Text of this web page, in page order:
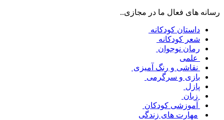
رسانه های فعال ما در مجازی..
داستان کودکانه
شعر کودکانه
رمان نوجوان
علمی
نقاشی و رنگ آمیزی
بازی و سرگرمی
پازل
زبان
آموزشی کودکان
مهارت های زندگی